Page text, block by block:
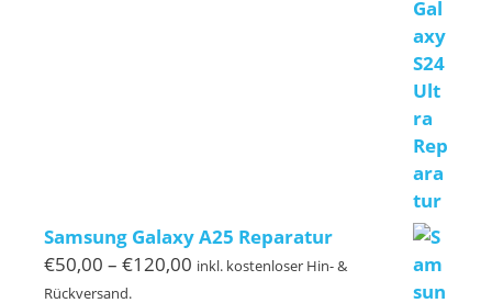
Samsung Galaxy A25 Reparatur
€50,00 – €120,00 Preisspanne:
inkl. kostenloser Hin- &
Rückversand.